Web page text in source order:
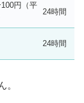
円（平
24時間
24時間
。